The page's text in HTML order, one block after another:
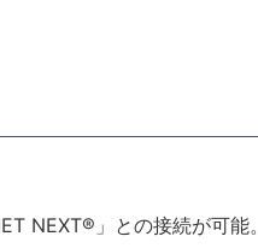
NEXT®」との接続が可能。